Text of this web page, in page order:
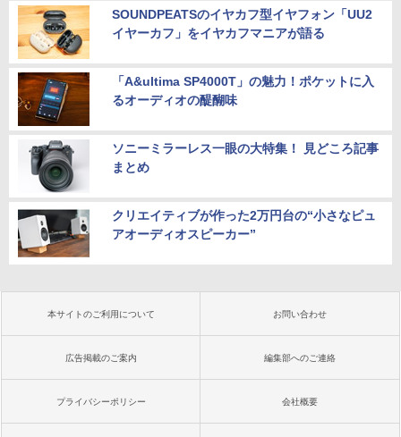
SOUNDPEATSのイヤカフ型イヤフォン「UU2
イヤーカフ」をイヤカフマニアが語る
「A&ultima SP4000T」の魅力！ポケットに入
るオーディオの醍醐味
ソニーミラーレス一眼の大特集！ 見どころ記事
まとめ
クリエイティブが作った2万円台の“小さなピュ
アオーディオスピーカー”
本サイトのご利用について お問い合わせ
広告掲載のご案内 編集部へのご連絡
プライバシーポリシー 会社概要